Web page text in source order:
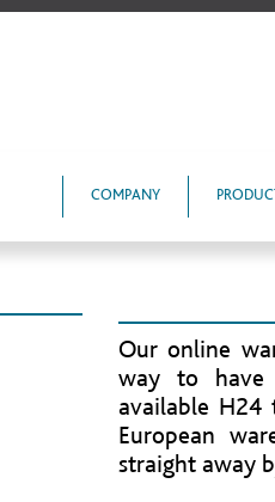
COMPANY
Our online
way to have
available
European
straight away